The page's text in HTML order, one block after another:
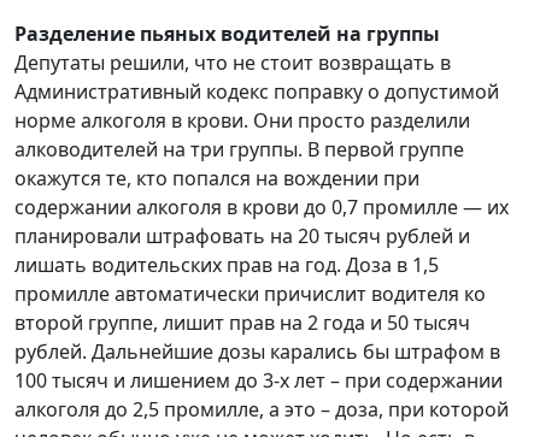
Разделение пьяных водителей на группы
Депутаты решили, что не стоит возвращать в
Административный кодекс поправку о допустимой
норме алкоголя в крови. Они просто разделили
алководителей на три группы. В первой группе
окажутся те, кто попался на вождении при
содержании алкоголя в крови до 0,7 промилле — их
планировали штрафовать на 20 тысяч рублей и
лишать водительских прав на год. Доза в 1,5
промилле автоматически причислит водителя ко
второй группе, лишит прав на 2 года и 50 тысяч
рублей. Дальнейшие дозы карались бы штрафом в
100 тысяч и лишением до 3-х лет – при содержании
алкоголя до 2,5 промилле, а это – доза, при которой